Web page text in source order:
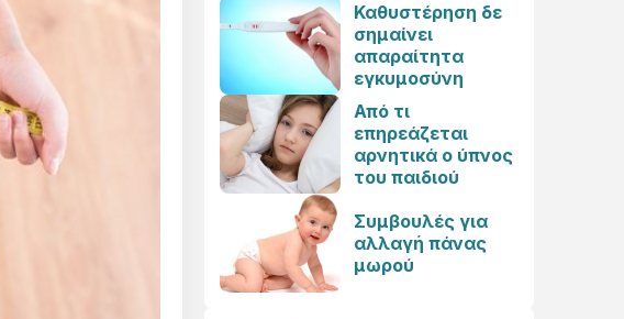
Καθυστέρηση δε
σημαίνει
απαραίτητα
εγκυμοσύνη
Από τι
επηρεάζεται
αρνητικά ο ύπνος
του παιδιού
Συμβουλές για
αλλαγή πάνας
μωρού